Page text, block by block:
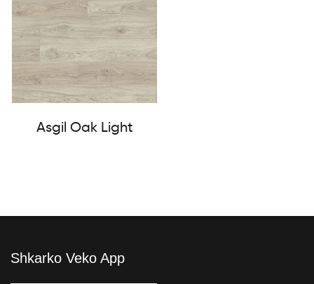
Asgil Oak Light
Shkarko Veko App